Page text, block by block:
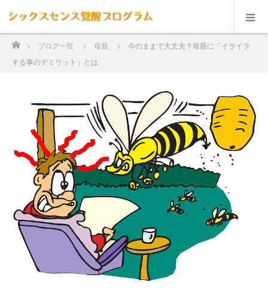
ブログ一覧 母親
今のままで大丈夫？母親に「イライラ
する事のデミリット」とは